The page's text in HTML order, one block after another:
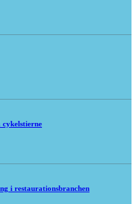
i restaurationsbranchen